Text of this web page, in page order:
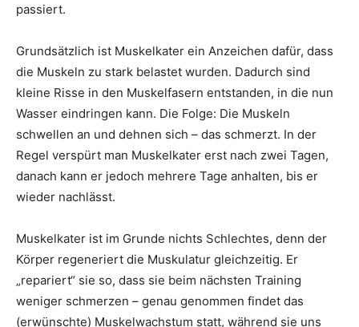
passiert.
Grundsätzlich ist Muskelkater ein Anzeichen dafür, dass
die Muskeln zu stark belastet wurden. Dadurch sind
kleine Risse in den Muskelfasern entstanden, in die nun
Wasser eindringen kann. Die Folge: Die Muskeln
schwellen an und dehnen sich – das schmerzt. In der
Regel verspürt man Muskelkater erst nach zwei Tagen,
danach kann er jedoch mehrere Tage anhalten, bis er
wieder nachlässt.
Muskelkater ist im Grunde nichts Schlechtes, denn der
Körper regeneriert die Muskulatur gleichzeitig. Er
„repariert“ sie so, dass sie beim nächsten Training
weniger schmerzen – genau genommen findet das
(erwünschte) Muskelwachstum statt, während sie uns